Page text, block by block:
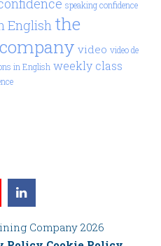
speaking confidence
English the
video video de
in English weekly class
Company 2026